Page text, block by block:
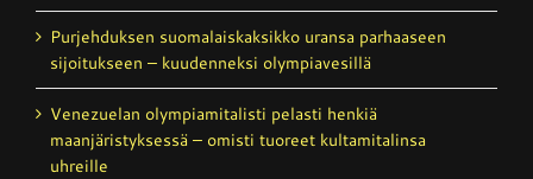
Purjehduksen suomalais­kaksikko uransa parhaaseen
sijoitukseen – kuudenneksi olympiavesillä
Venezuelan olympiamitalisti pelasti henkiä
maanjäristyksessä – omisti tuoreet kultamitalinsa
uhreille